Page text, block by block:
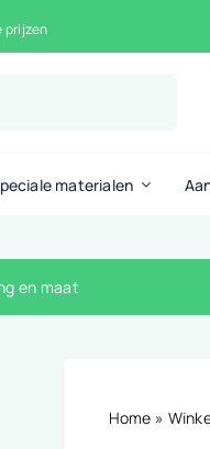
prijzen
materialen
en maat
Home »